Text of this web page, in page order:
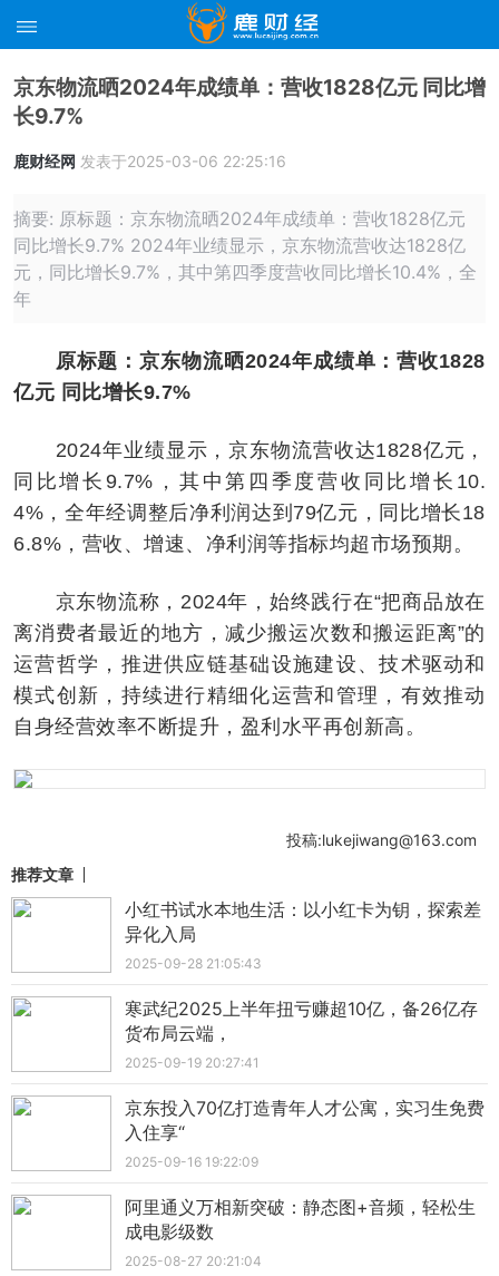
京东物流晒2024年成绩单：营收1828亿元 同比增
长9.7%
鹿财经网 发表于2025-03-06 22:25:16
摘要: 原标题：京东物流晒2024年成绩单：营收1828亿元
同比增长9.7% 2024年业绩显示，京东物流营收达1828亿
元，同比增长9.7%，其中第四季度营收同比增长10.4%，全
年
原标题：京东物流晒2024年成绩单：营收1828
亿元 同比增长9.7%
2024年业绩显示，京东物流营收达1828亿元，
同比增长9.7%，其中第四季度营收同比增长10.
4%，全年经调整后净利润达到79亿元，同比增长18
6.8%，营收、增速、净利润等指标均超市场预期。
京东物流称，2024年，始终践行在“把商品放在
离消费者最近的地方，减少搬运次数和搬运距离”的
运营哲学，推进供应链基础设施建设、技术驱动和
模式创新，持续进行精细化运营和管理，有效推动
自身经营效率不断提升，盈利水平再创新高。
投稿:lukejiwang@163.com
推荐文章
小红书试水本地生活：以小红卡为钥，探索差
异化入局
2025-09-28 21:05:43
寒武纪2025上半年扭亏赚超10亿，备26亿存
货布局云端，
2025-09-19 20:27:41
京东投入70亿打造青年人才公寓，实习生免费
入住享“
2025-09-16 19:22:09
阿里通义万相新突破：静态图+音频，轻松生
成电影级数
2025-08-27 20:21:04